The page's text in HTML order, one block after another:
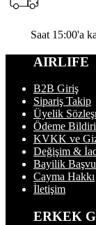
Saat 15:00'a
AIRLIFE
B2B Giriş
Sipariş Takip
Üyelik
Ödeme
KVKK ve
Değişim &
Bayilik
Cayma Hakkı
İletişim
ERKEK